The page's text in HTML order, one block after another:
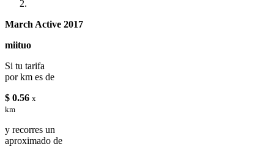
March Active 2017
miituo
Si tu tarifa
por km es de
$ 0.56 x
km
y recorres un
aproximado de